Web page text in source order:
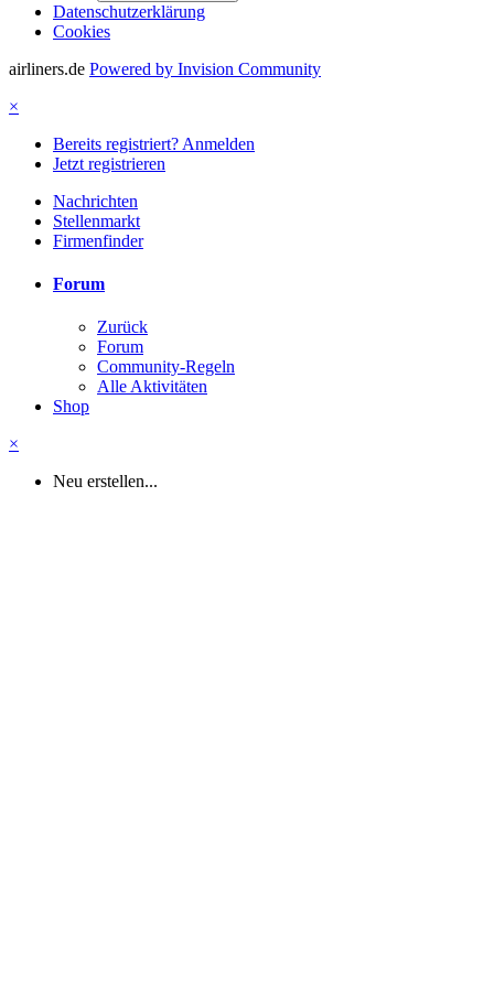
Datenschutzerklärung
Cookies
airliners.de Powered by Invision Community
×
Bereits registriert? Anmelden
Jetzt registrieren
Nachrichten
Stellenmarkt
Firmenfinder
Forum
Zurück
Forum
Community-Regeln
Alle Aktivitäten
Shop
×
Neu erstellen...